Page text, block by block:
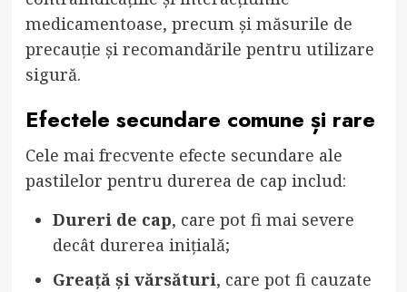
medicamentoase, precum și măsurile de
precauție și recomandările pentru utilizare
sigură.
Efectele secundare comune și rare
Cele mai frecvente efecte secundare ale
pastilelor pentru durerea de cap includ:
Dureri de cap, care pot fi mai severe
decât durerea inițială;
Greață și vărsături, care pot fi cauzate